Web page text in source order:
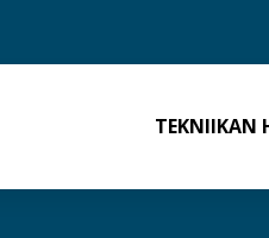
TEKNIIKAN